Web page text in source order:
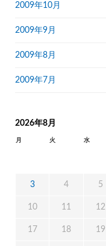
2009年10月
2009年9月
2009年8月
2009年7月
2026年8月
月 火 水
3 4 5
10 11 12
17 18 19